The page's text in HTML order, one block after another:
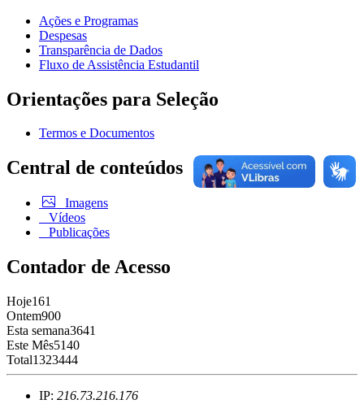
Ações e Programas
Despesas
Transparência de Dados
Fluxo de Assistência Estudantil
Orientações para Seleção
Termos e Documentos
Central de conteúdos
Imagens
Vídeos
Publicações
Contador de Acesso
Hoje161
Ontem900
Esta semana3641
Este Mês5140
Total1323444
IP: 216.73.216.176